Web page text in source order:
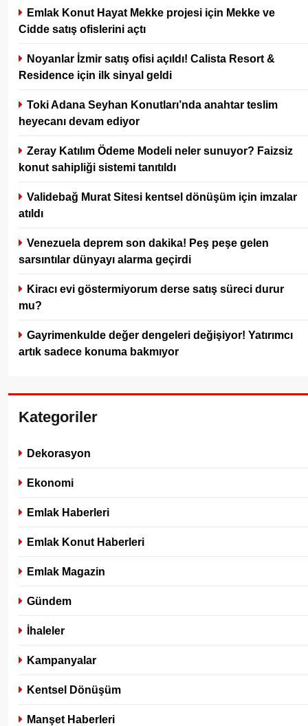
Emlak Konut Hayat Mekke projesi için Mekke ve
Cidde satış ofislerini açtı
Noyanlar İzmir satış ofisi açıldı! Calista Resort &
Residence için ilk sinyal geldi
Toki Adana Seyhan Konutları’nda anahtar teslim
heyecanı devam ediyor
Zeray Katılım Ödeme Modeli neler sunuyor? Faizsiz
konut sahipliği sistemi tanıtıldı
Validebağ Murat Sitesi kentsel dönüşüm için imzalar
atıldı
Venezuela deprem son dakika! Peş peşe gelen
sarsıntılar dünyayı alarma geçirdi
Kiracı evi göstermiyorum derse satış süreci durur
mu?
Gayrimenkulde değer dengeleri değişiyor! Yatırımcı
artık sadece konuma bakmıyor
Kategoriler
Dekorasyon
Ekonomi
Emlak Haberleri
Emlak Konut Haberleri
Emlak Magazin
Gündem
İhaleler
Kampanyalar
Kentsel Dönüşüm
Manşet Haberleri